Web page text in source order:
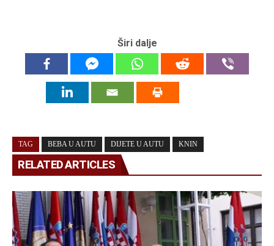
Širi dalje
TAG BEBA U AUTU DIJETE U AUTU KNIN
RELATED ARTICLES